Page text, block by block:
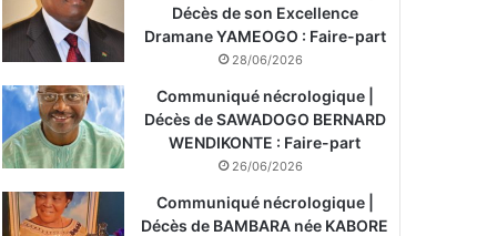
Décès de son Excellence
Dramane YAMEOGO : Faire-part
28/06/2026
Communiqué nécrologique |
Décès de SAWADOGO BERNARD
WENDIKONTE : Faire-part
26/06/2026
Communiqué nécrologique |
Décès de BAMBARA née KABORE